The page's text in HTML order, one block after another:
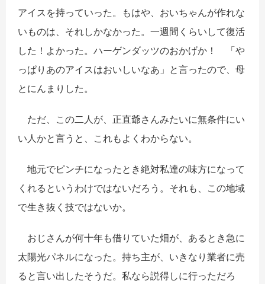
アイスを持っていった。もはや、おいちゃんが作れな
いものは、それしかなかった。一週間くらいして復活
した！よかった。ハーゲンダッツのおかげか！ 「や
っぱりあのアイスはおいしいなあ」と言ったので、母
とにんまりした。
ただ、この二人が、正直爺さんみたいに無条件にい
い人かと言うと、これもよくわからない。
地元でピンチになったとき絶対私達の味方になって
くれるというわけではないだろう。それも、この地域
で生き抜く技ではないか。
おじさんが何十年も借りていた畑が、あるとき急に
太陽光パネルになった。持ち主が、いきなり業者に売
ると言い出したそうだ。私なら説得しに行っただろ